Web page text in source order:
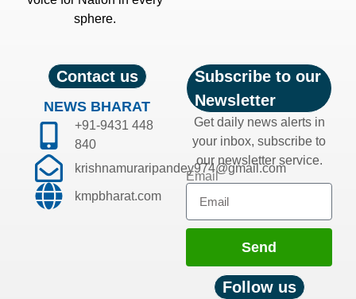
sphere.
Contact us
NEWS BHARAT
+91-9431 448
840
krishnamuraripandey974@gmail.com
kmpbharat.com
Subscribe to our
Newsletter
Get daily news alerts in
your inbox, subscribe to
our newsletter service.
Email
Send
Follow us